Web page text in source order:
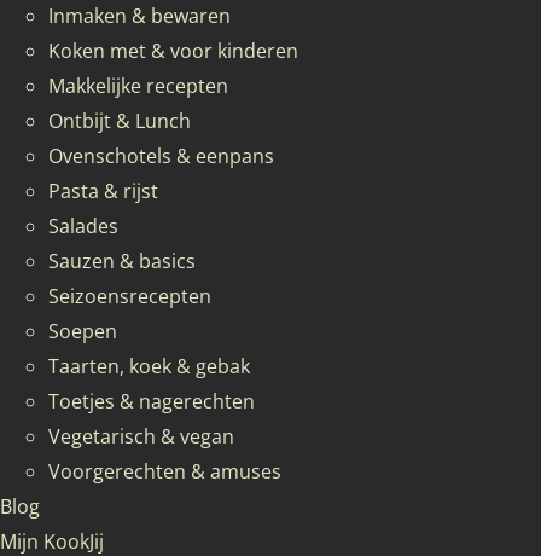
Inmaken & bewaren
Koken met & voor kinderen
Makkelijke recepten
Ontbijt & Lunch
Ovenschotels & eenpans
Pasta & rijst
Salades
Sauzen & basics
Seizoensrecepten
Soepen
Taarten, koek & gebak
Toetjes & nagerechten
Vegetarisch & vegan
Voorgerechten & amuses
Blog
Mijn KookJij